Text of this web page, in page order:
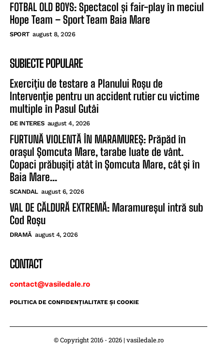
FOTBAL OLD BOYS: Spectacol și fair-play în meciul
Hope Team – Sport Team Baia Mare
SPORT august 8, 2026
SUBIECTE POPULARE
Exercițiu de testare a Planului Roșu de
Intervenție pentru un accident rutier cu victime
multiple în Pasul Gutâi
DE INTERES august 4, 2026
FURTUNĂ VIOLENTĂ ÎN MARAMUREȘ: Prăpăd în
orașul Șomcuta Mare, tarabe luate de vânt.
Copaci prăbușiți atât în Șomcuta Mare, cât și în
Baia Mare...
SCANDAL august 6, 2026
VAL DE CĂLDURĂ EXTREMĂ: Maramureșul intră sub
Cod Roșu
DRAMĂ august 4, 2026
CONTACT
contact@vasiledale.ro
POLITICA DE CONFIDENŢIALITATE ŞI COOKIE
© Copyright 2016 - 2026 | vasiledale.ro